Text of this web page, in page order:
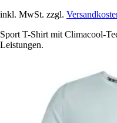
inkl. MwSt. zzgl.
Sport T-Shirt mit Climacool-
Leistungen.